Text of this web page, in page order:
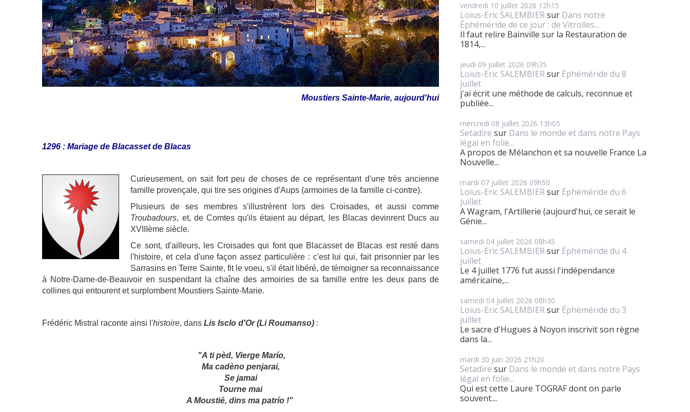
Moustiers Sainte-Marie, aujourd'hui
1296 : Mariage de Blacasset de Blacas
Curieusement, on sait fort peu de choses de ce représentant d'une très ancienne
famille provençale, qui tire ses origines d'Aups (armoiries de la famille ci-contre).
Plusieurs de ses membres s'illustrèrent lors des Croisades, et aussi comme
Troubadours, et, de Comtes qu'ils étaient au départ, les Blacas devinrent Ducs au
XVIIIème siècle.
Ce sont, d'ailleurs, les Croisades qui font que Blacasset de Blacas est resté dans
l'histoire, et cela d'une façon assez particulière : c'est lui qui, fait prisonnier par les
Sarrasins en Terre Sainte, fit le voeu, s'il était libéré, de témoigner sa reconnaissance
à Notre-Dame-de-Beauvoir en suspendant la chaîne des armoiries de sa famille entre les deux pans de
collines qui entourent et surplombent Moustiers Sainte-Marie.
Frédéric Mistral raconte ainsi l'histoire, dans Lis Isclo d'Or (Li Roumanso) :
"A ti pèd, Vierge Marío,
Ma cadèno penjarai,
Se jamai
Tourne mai
A Moustié, dins ma patrío !"
vendredi 10 juillet 2026 12h15
Loius-Eric SALEMBIERsur Dans notre
Éphéméride de ce jour : de Vitrolles...
Il faut relire Bainville sur la Restauration de
1814,...
jeudi 09 juillet 2026 09h35
Loius-Eric SALEMBIERsur Éphéméride du 8
juillet
j'ai écrit une méthode de calculs, reconnue et
publiée...
mercredi 08 juillet 2026 13h05
Setadire sur Dans le monde et dans notre Pays
légal en folie...
A propos de Mélanchon et sa nouvelle France La
Nouvelle...
mardi 07 juillet 2026 09h50
Loius-Eric SALEMBIERsur Éphéméride du 6
juillet
A Wagram, l'Artillerie (aujourd'hui, ce serait le
Génie...
samedi 04 juillet 2026 08h45
Loius-Eric SALEMBIERsur Éphéméride du 4
juillet
Le 4 juillet 1776 fut aussi l'indépendance
américaine,...
samedi 04 juillet 2026 08h30
Loius-Eric SALEMBIERsur Éphéméride du 3
juillet
Le sacre d'Hugues à Noyon inscrivit son règne
dans la...
mardi 30 juin 2026 21h20
Setadire sur Dans le monde et dans notre Pays
légal en folie...
Qui est cette Laure TOGRAF dont on parle
souvent....